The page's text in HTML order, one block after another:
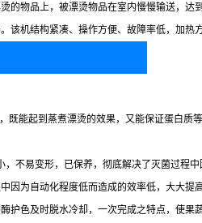
的物品上，被漂烫物品在室内慢慢输送，
机结构紧凑、操作方便、故障率低，加热
既能起到蒸煮漂烫的效果，又能保证蛋白
不易变形，已保养，彻底解决了灭菌过程
因为自动化程度低而造成的效率低，大大
色及时脱水冷却，一次完成之特点，使果